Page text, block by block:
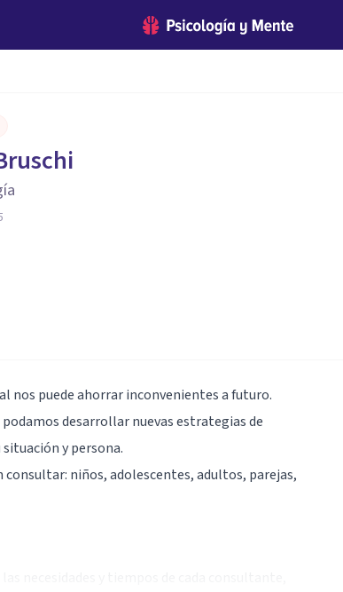
nos puede ahorrar inconvenientes a futuro.
desarrollar nuevas estrategias de
y persona.
consultar: niños, adolescentes, adultos, parejas,